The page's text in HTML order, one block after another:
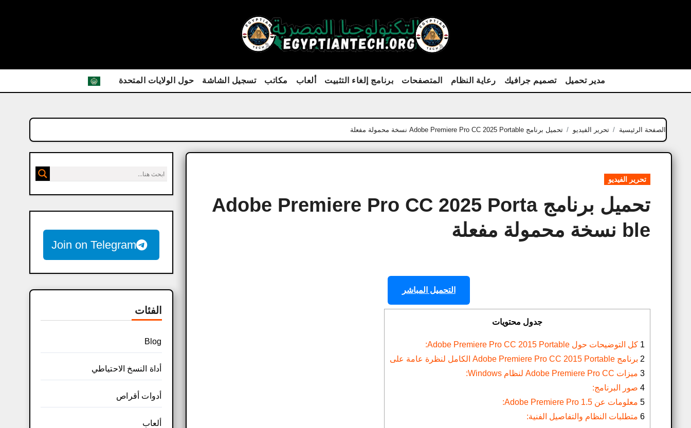
مدير تحميل تصميم جرافيك رعاية النظام المتصفحات برنامج إلغاء التثبيت ألعاب مكاتب تسجيل الشاشة حول الولايات المتحدة
الصفحة الرئيسية تحرير الفيديو تحميل برنامج Adobe Premiere Pro CC 2025 Portable نسخة محمولة مفعلة
تحرير الفيديو
تحميل برنامج Adobe Premiere Pro CC 2025 Porta
ble نسخة محمولة مفعلة
التحميل المباشر
جدول محتويات
1 كل التوضيحات حول Adobe Premiere Pro CC 2015 Portable:
2 برنامج Adobe Premiere Pro CC 2015 Portable الكامل لنظرة عامة على
3 ميزات Adobe Premiere Pro CC لنظام Windows:
4 صور البرنامج:
5 معلومات عن Adobe Premiere Pro 1.5:
6 متطلبات النظام والتفاصيل الفنية:
Join on Telegram
الفئات
Blog
أداة النسخ الاحتياطي
أدوات أقراص
ألعاب